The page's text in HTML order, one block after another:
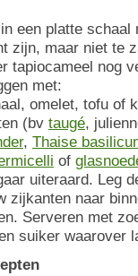
een platte
zijn, maar niet te
tapiocameel nog
met:
omelet, tofu of
(bv taugé,
, Thaise
of
uiteraard. Leg
zijkanten naar
Serveren met
suiker waarover